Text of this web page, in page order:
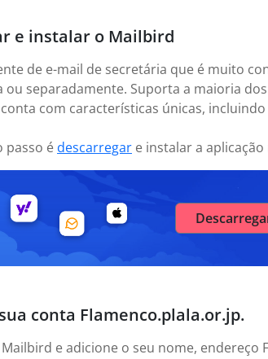
e instalar o Mailbird
de e-mail de secretária que é muito
ou separadamente. Suporta a maioria
com características únicas, incluindo
passo é descarregar e instalar a
conta Flamenco.plala.or.jp.
e adicione o seu nome,